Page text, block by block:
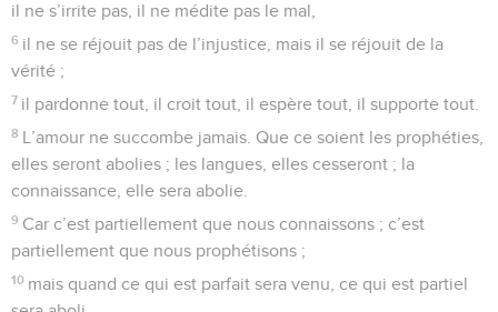
il ne s’irrite pas, il ne médite pas le mal,
6 il ne se réjouit pas de l’injustice, mais il se réjouit de la
vérité ;
7 il pardonne tout, il croit tout, il espère tout, il supporte tout.
8 L’amour ne succombe jamais. Que ce soient les prophéties,
elles seront abolies ; les langues, elles cesseront ; la
connaissance, elle sera abolie.
9 Car c’est partiellement que nous connaissons ; c’est
partiellement que nous prophétisons ;
10 mais quand ce qui est parfait sera venu, ce qui est partiel